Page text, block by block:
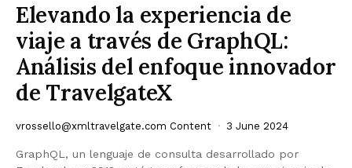
Elevando la experiencia de
viaje a través de GraphQL:
Análisis del enfoque innovador
de TravelgateX
vrossello@xmltravelgate.com Content 3 June 2024
GraphQL, un lenguaje de consulta desarrollado por